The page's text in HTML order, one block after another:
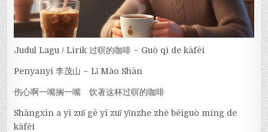
Judul Lagu / Lirik 过暝的咖啡 – Guò qì de kāfēi
Penyanyi 李茂山 – Lǐ Mào Shān
伤心啊一嘴搁一嘴 饮著这杯过暝的咖啡
Shāngxīn a yī zuǐ gē yī zuǐ yǐnzhe zhè bēiguò míng de
kāfēi